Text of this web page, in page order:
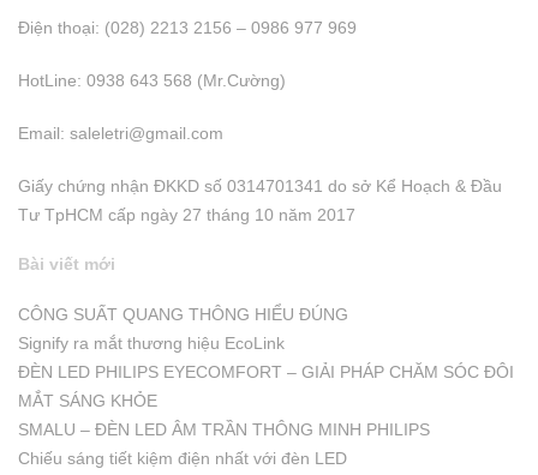
Điện thoại: (028) 2213 2156 – 0986 977 969
HotLine: 0938 643 568 (Mr.Cường)
Email: saleletri@gmail.com
Giấy chứng nhận ĐKKD số 0314701341 do sở Kể Hoạch & Đầu
Tư TpHCM cấp ngày 27 tháng 10 năm 2017
Bài viết mới
CÔNG SUẤT QUANG THÔNG HIỂU ĐÚNG
Signify ra mắt thương hiệu EcoLink
ĐÈN LED PHILIPS EYECOMFORT – GIẢI PHÁP CHĂM SÓC ĐÔI
MẮT SÁNG KHỎE
SMALU – ĐÈN LED ÂM TRẦN THÔNG MINH PHILIPS
Chiếu sáng tiết kiệm điện nhất với đèn LED